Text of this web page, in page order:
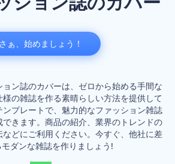
ン誌のカバーは、ゼロから始める手間な
様の雑誌を作る素晴らしい方法を提供して
プレートで、魅力的なファッション雑誌
きます。商品の紹介、業界のトレンドの
どにご利用ください。今すぐ、他社に差
ダンな雑誌を作りましょう!
さぁ、始めましょう！